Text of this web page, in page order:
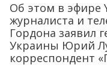
Об этом в эфире
журналиста и
Гордона заявил
Украины Юрий
корреспондент